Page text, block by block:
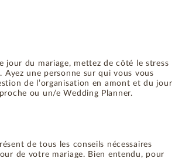
jour du mariage, mettez de côté le stress
Ayez une personne sur qui vous vous
de l’organisation en amont et du jour
ou un/e Wedding Planner.
de tous les conseils nécessaires
de votre mariage. Bien entendu, pour